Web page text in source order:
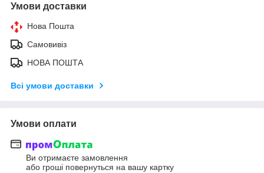
Умови доставки
Нова Пошта
Самовивіз
НОВА ПОШТА
Всі умови доставки
Умови оплати
Ви отримаєте замовлення
або гроші повернуться на вашу картку